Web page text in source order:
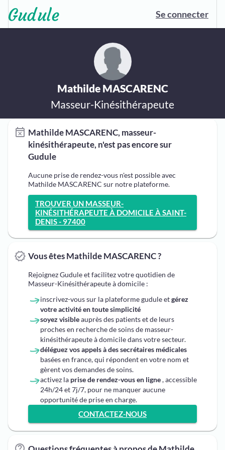
Se connecter
Mathilde MASCARENC
Masseur-Kinésithérapeute
Mathilde MASCARENC, masseur-
kinésithérapeute, n'est pas encore sur
Gudule
Aucune prise de rendez-vous n'est possible avec
Mathilde MASCARENC sur notre plateforme.
TROUVER UN MASSEUR-
KINÉSITHÉRAPEUTE À DOMICILE À SAINT-
DENIS - 97400
Vous êtes Mathilde MASCARENC ?
Rejoignez Gudule et facilitez votre quotidien de
Masseur-Kinésithérapeute à domicile :
inscrivez-vous sur la plateforme gudule etgérez
votre activité en toute simplicité
soyez visibleauprès des patients et de leurs
proches en recherche de soins de masseur-
kinésithérapeute à domicile dans votre secteur.
déléguez vos appels à des secrétaires médicales
basées en france, qui répondent en votre nom et
gèrent vos demandes de soins.
activez la prise de rendez-vous en ligne, accessible
24h/24 et 7j/7, pour ne manquer aucune
opportunité de prise en charge.
CONTACTEZ-NOUS